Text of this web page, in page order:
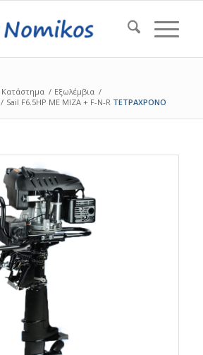
Κατάστημα / Εξωλέμβια /
/ Sail F6.5HP ΜΕ ΜΙΖΑ + F-N-R ΤΕΤΡΑΧΡΟΝΟ